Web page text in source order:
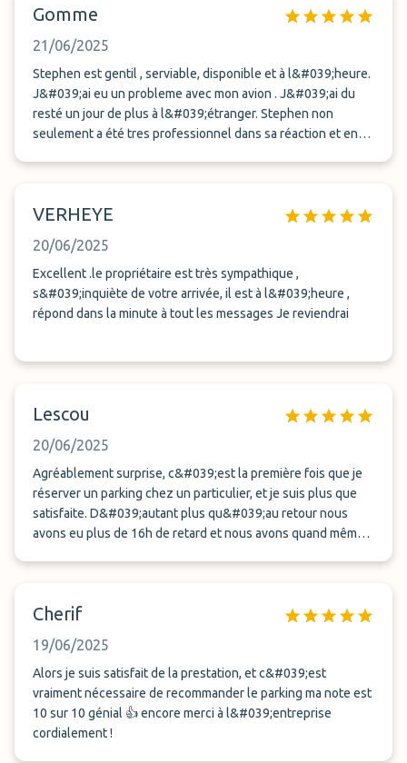
Gomme
21/06/2025
Stephen est gentil , serviable, disponible et à l&#039;heure.
J&#039;ai eu un probleme avec mon avion . J&#039;ai du
resté un jour de plus à l&#039;étranger. Stephen non
seulement a été tres professionnel dans sa réaction et en
VERHEYE
20/06/2025
Excellent .le propriétaire est très sympathique ,
s&#039;inquiète de votre arrivée, il est à l&#039;heure ,
répond dans la minute à tout les messages Je reviendrai
Lescou
20/06/2025
Agréablement surprise, c&#039;est la première fois que je
réserver un parking chez un particulier, et je suis plus que
satisfaite. D&#039;autant plus qu&#039;au retour nous
avons eu plus de 16h de retard et nous avons quand même
Cherif
19/06/2025
Alors je suis satisfait de la prestation, et c&#039;est
vraiment nécessaire de recommander le parking ma note est
10 sur 10 génial 👍 encore merci à l&#039;entreprise
cordialement !